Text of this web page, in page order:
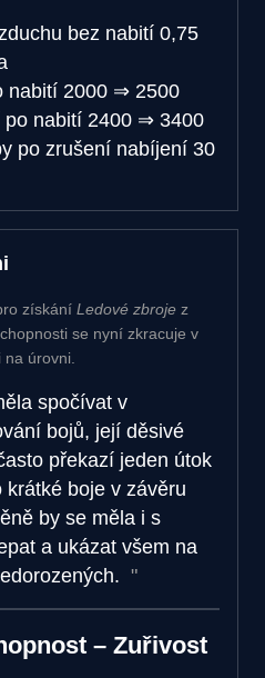
bez nabití 0,75
nabití 2000 ⇒ 2500
po nabití 2400 ⇒ 3400
po zrušení nabíjení 30
získání Ledové zbroje z
se nyní zkracuje v
úrovni.
spočívat v
bojů, její děsivé
překazí jeden útok
boje v závěru
by se měla i s
a ukázat všem na
– Zuřivost